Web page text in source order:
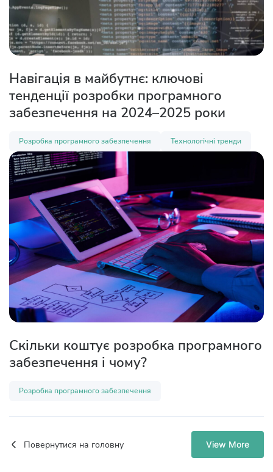
Навігація в майбутнє: ключові
тенденції розробки програмного
забезпечення на 2024–2025 роки
Розробка програмного забезпечення Технологічні тренди
Скільки коштує розробка програмного
забезпечення і чому?
Розробка програмного забезпечення
Повернутися на головну View More